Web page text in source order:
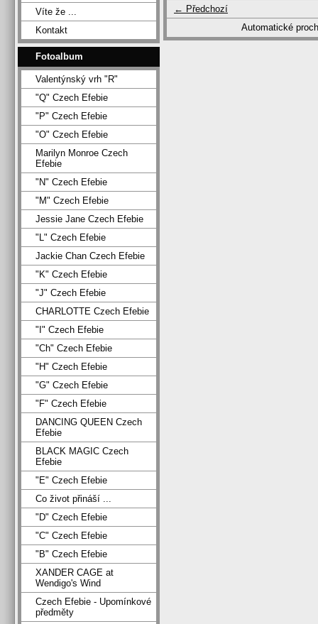
← Předchozí
Automatické
Víte že ...
Kontakt
Fotoalbum
Valentýnský vrh "R"
"Q" Czech Efebie
"P" Czech Efebie
"O" Czech Efebie
Marilyn Monroe Czech
Efebie
"N" Czech Efebie
"M" Czech Efebie
Jessie Jane Czech Efebie
"L" Czech Efebie
Jackie Chan Czech Efebie
"K" Czech Efebie
"J" Czech Efebie
CHARLOTTE Czech Efebie
"I" Czech Efebie
"Ch" Czech Efebie
"H" Czech Efebie
"G" Czech Efebie
"F" Czech Efebie
DANCING QUEEN Czech
Efebie
BLACK MAGIC Czech
Efebie
"E" Czech Efebie
Co život přináší ...
"D" Czech Efebie
"C" Czech Efebie
"B" Czech Efebie
XANDER CAGE at
Wendigo's Wind
Czech Efebie - Upomínkové
předměty